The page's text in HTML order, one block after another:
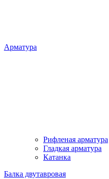
Арматура
Рифленая арматура
Гладкая арматура
Катанка
Балка двутавровая